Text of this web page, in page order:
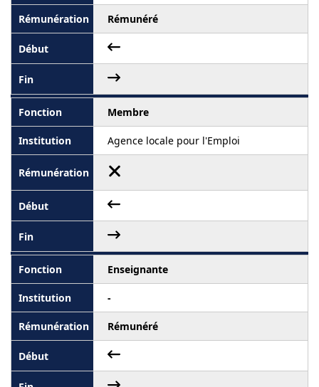
Rémunéré
Membre
Agence locale pour l'Emploi
Enseignante
-
Rémunéré